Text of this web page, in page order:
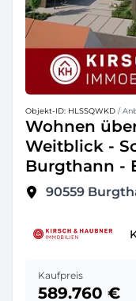
Objekt-ID: HLSSQWKD /
Wohnen
Weitblick -
Burgthann -
90559
Kaufpreis
589.760 €